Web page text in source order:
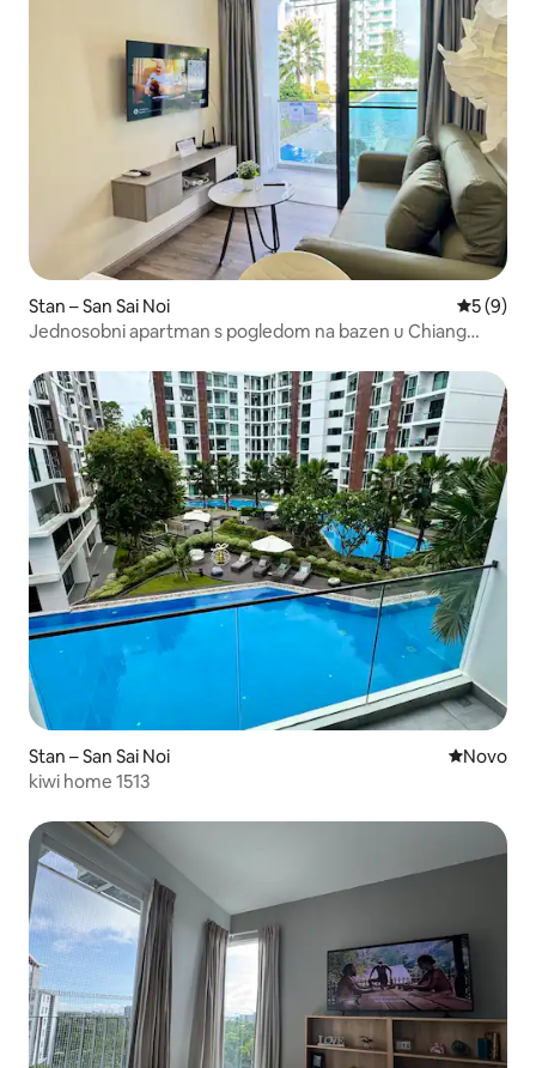
Stan – San Sai Noi
5 (9)
Jednosobni apartman s pogledom na bazen u Chiang
Terasa | Mogućnost kuhanja | Tri bazena
Stan – San Sai Noi Novi
Novo
kiwi home 1513